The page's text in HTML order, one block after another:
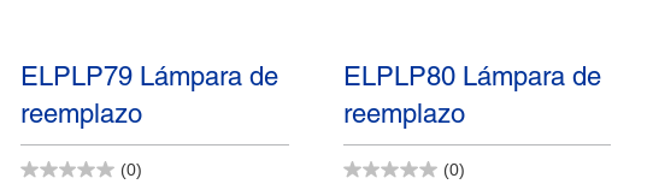
ELPLP79 Lámpara de
reemplazo
(0)
ELPLP80 Lámpara de
reemplazo
(0)